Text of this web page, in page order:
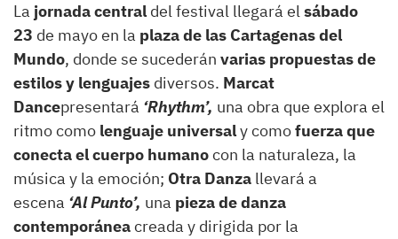
La jornada central del festival llegará elsábado
23 de mayo en la plaza de las Cartagenas del
Mundo, donde se sucederán varias propuestas de
estilos y lenguajes diversos. Marcat
Dancepresentará ‘Rhythm’, una obra que explora el
ritmo como lenguaje universaly comofuerza que
conecta el cuerpo humanocon la naturaleza, la
música y la emoción; Otra Danza llevará a
escena ‘Al Punto’, una pieza de danza
contemporáneacreada y dirigida por la